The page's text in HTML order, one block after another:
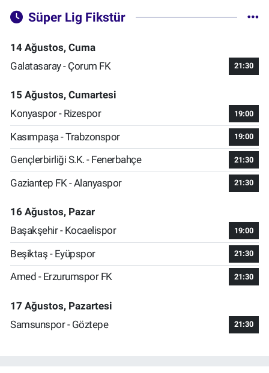
Süper Lig Fikstür
14 Ağustos, Cuma
Galatasaray - Çorum FK
21:30
15 Ağustos, Cumartesi
Konyaspor - Rizespor
19:00
Kasımpaşa - Trabzonspor 19:00
Gençlerbirliği S.K. - Fenerbahçe 21:30
Gaziantep FK - Alanyaspor 21:30
16 Ağustos, Pazar
Başakşehir - Kocaelispor
19:00
Beşiktaş - Eyüpspor 21:30
Amed - Erzurumspor FK 21:30
17 Ağustos, Pazartesi
Samsunspor - Göztepe
21:30